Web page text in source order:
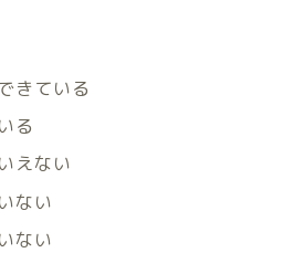
きている
る
えない
ない
ない